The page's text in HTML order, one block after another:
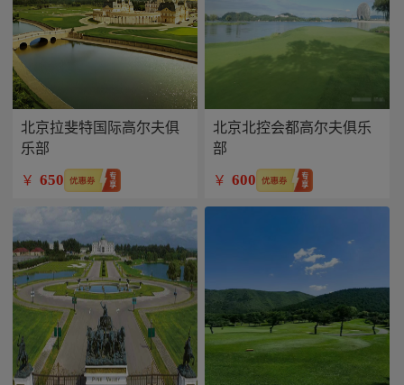
北京拉斐特国际高尔夫俱
乐部
￥ 650
北京北控会都高尔夫俱乐
部
￥ 600